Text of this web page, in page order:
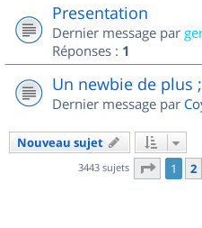
Presentation
Dernier message par
Réponses : 1
Un newbie de plus
Dernier message par
Nouveau sujet
3443 sujets Page 1
1 2